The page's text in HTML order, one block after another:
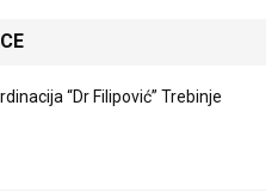
“Dr Filipović” Trebinje